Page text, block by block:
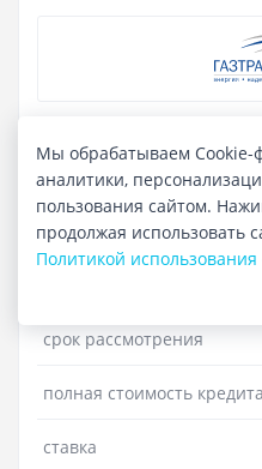
Потребительский
Лиц. №665
сумма кредита
срок рассмотрения
полная стоимость кредита
ставка
Мы обрабатываем Cookie-
аналитики,
пользования сайтом.
продолжая использовать
Политикой